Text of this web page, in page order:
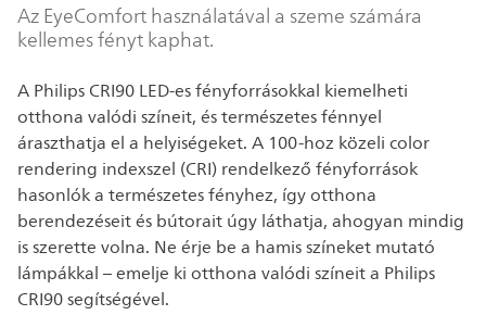
Az EyeComfort használatával a szeme számára
kellemes fényt kaphat.
A Philips CRI90 LED-es fényforrásokkal kiemelheti
otthona valódi színeit, és természetes fénnyel
áraszthatja el a helyiségeket. A 100-hoz közeli color
rendering indexszel (CRI) rendelkező fényforrások
hasonlók a természetes fényhez, így otthona
berendezéseit és bútorait úgy láthatja, ahogyan mindig
is szerette volna. Ne érje be a hamis színeket mutató
lámpákkal – emelje ki otthona valódi színeit a Philips
CRI90 segítségével.